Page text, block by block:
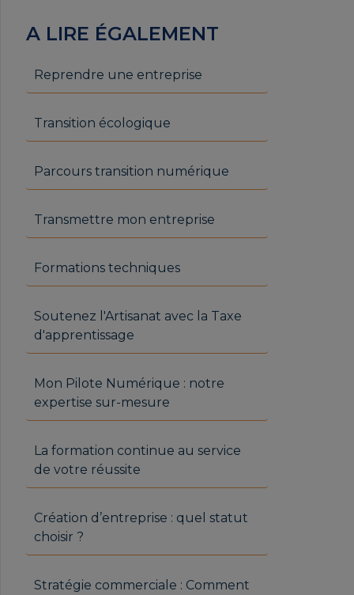
A LIRE ÉGALEMENT
Reprendre une entreprise
Transition écologique
Parcours transition numérique
Transmettre mon entreprise
Formations techniques
Soutenez l'Artisanat avec la Taxe
d'apprentissage
Mon Pilote Numérique : notre
expertise sur-mesure
La formation continue au service
de votre réussite
Création d’entreprise : quel statut
choisir ?
Stratégie commerciale : Comment